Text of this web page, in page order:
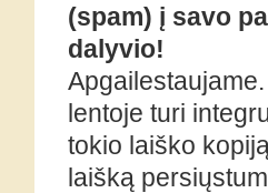
(spam) į savo
dalyvio!
lentoje turi
tokio laiško
laišką